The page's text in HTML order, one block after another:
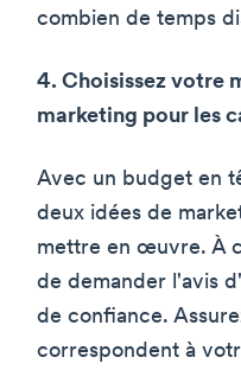
combien de temps
4. Choisissez votre
marketing pour les
Avec un budget en
deux idées de
mettre en œuvre. À
de demander l'avis
de confiance.
correspondent à